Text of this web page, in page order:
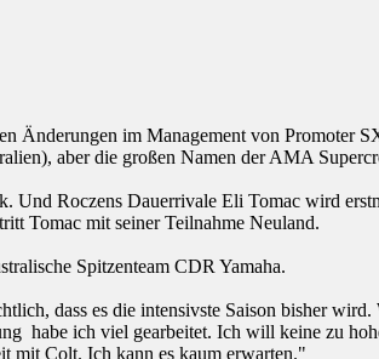
im Management von Promoter
aber die großen Namen der AMA
Und Roczens Dauerrivale Eli Tomac wird
Tomac mit seiner Teilnahme Neuland.
Spitzenteam CDR Yamaha.
dass es die intensivste Saison bisher
habe ich viel gearbeitet. Ich will keine zu
mit Colt. Ich kann es kaum erwarten."